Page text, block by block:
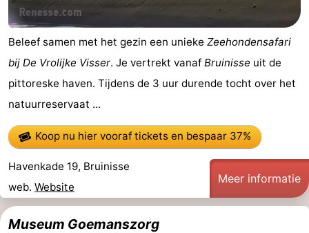
Binnenspeeltuinen
-
Bowlen
-
Minigolfbanen
Wellness
centra
Dorpen
&
Steden
Natuur
Rondleidingen
Sporten
Beleef samen met het gezin een unieke Zeehondensafari
bij De Vrolijke Visser. Je vertrekt vanaf Bruinisse uit de
pittoreske haven. Tijdens de 3 uur durende tocht over het
natuurreservaat ...
Koop nu hier vooraf ticketsen bespaar 37%
Havenkade 19, Bruinisse
web. Website
Meer informatie
Museum Goemanszorg